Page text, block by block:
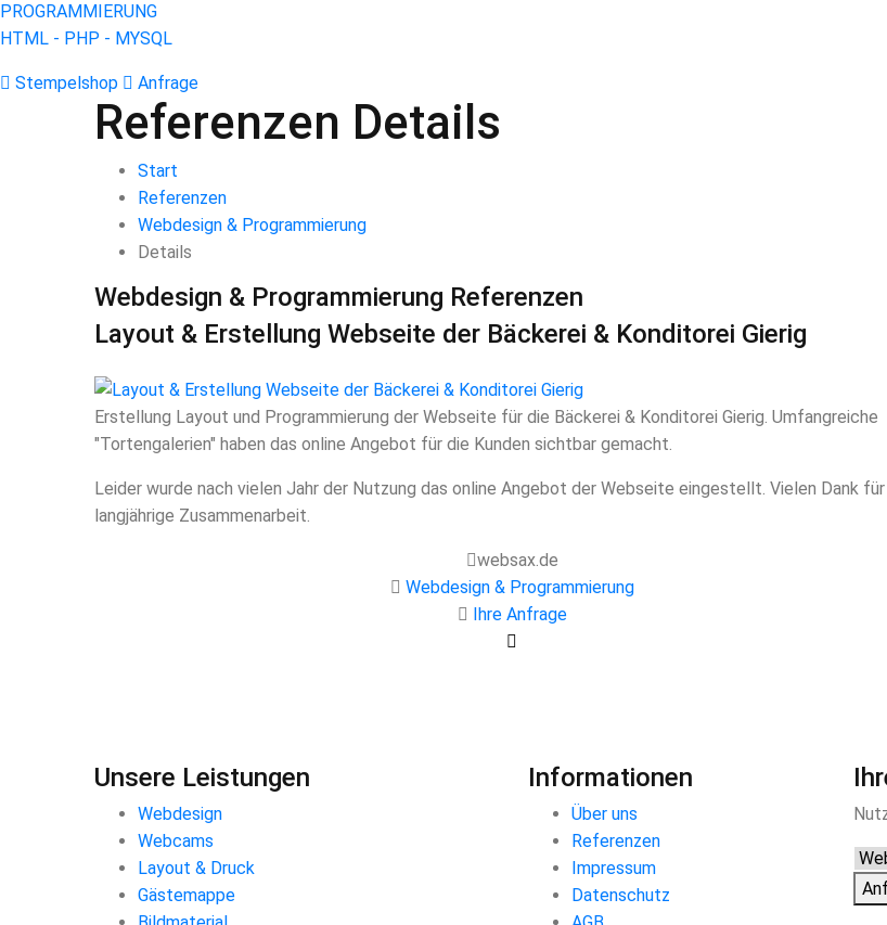
PROGRAMMIERUNG
HTML - PHP - MYSQL
Stempelshop Anfrage
Referenzen Details
Start
Referenzen
Webdesign & Programmierung
Details
Webdesign & Programmierung Referenzen
Layout & Erstellung Webseite der Bäckerei & Konditorei Gierig
Erstellung Layout und Programmierung der Webseite für die Bäckerei & Konditorei Gierig. Umfangreiche
"Tortengalerien" haben das online Angebot für die Kunden sichtbar gemacht.
Leider wurde nach vielen Jahr der Nutzung das online Angebot der Webseite eingestellt. Vielen Dank
langjährige Zusammenarbeit.
websax.de
Webdesign & Programmierung
Ihre Anfrage
Unsere Leistungen
Webdesign
Webcams
Layout & Druck
Gästemappe
Informationen
Über uns
Referenzen
Impressum
Datenschutz